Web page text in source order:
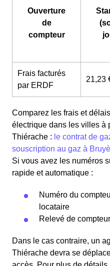
Ouverture
de
compteur
Frais facturés
par ERDF
21,23
Comparez les frais et
électrique dans les villes à
Thiérache : le contrat de
souscription au gaz à
Si vous avez les numéros
rapide et automatique :
Numéro du
locataire
Relevé de compteur
Dans le cas contraire, un
Thiérache devra se